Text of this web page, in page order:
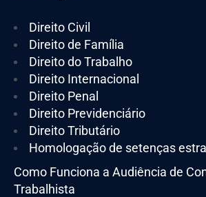
Direito Civil
Direito de Família
Direito do Trabalho
Direito Internacional
Direito Penal
Direito Previdenciário
Direito Tributário
Homologação de setenças
Como Funciona a Audiência de
Trabalhista